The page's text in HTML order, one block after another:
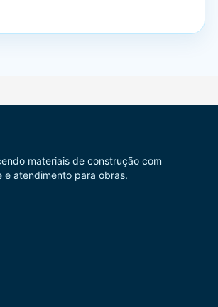
materiais de construção com
e atendimento para obras.